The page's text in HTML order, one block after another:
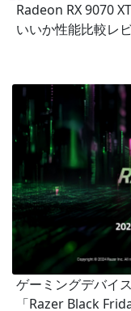
Radeon RX 9070
いいか性能比較レ
ゲーミングデバイ
「Razer Black